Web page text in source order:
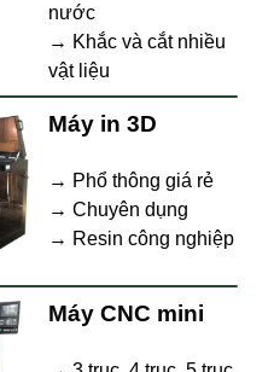
nước
→ Khắc và cắt nhiều
vật liệu
Máy in 3D
→ Phổ thông giá rẻ
→ Chuyên dụng
→ Resin công nghiệp
Máy CNC mini